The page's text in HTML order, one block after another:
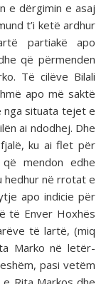
e dërgimin e asaj
t’i ketë ardhur
partiakë apo
që përmenden
Të cilëve Bilali
apo më saktë
nga situata tejet e
ai ndodhej. Dhe
ku ai flet për
mendon edhe
hedhur në rrotat e
apo indicie për
të Enver Hoxhës
të lartë, (miq
Marko në letër-
pasi vetëm